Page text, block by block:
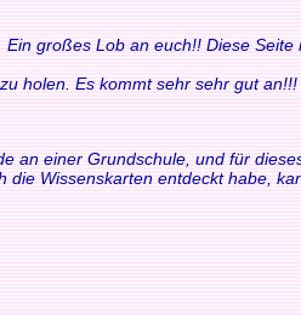
großes Lob an euch!! Diese
holen. Es kommt sehr sehr gut an!!!
an einer Grundschule, und für
Wissenskarten entdeckt habe,